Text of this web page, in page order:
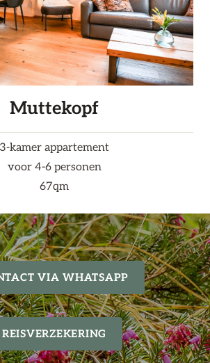
Muttekopf
3-kamer appartement
voor 4-6 personen
67qm
VIA WHATSAPP
REISVERZEKERING